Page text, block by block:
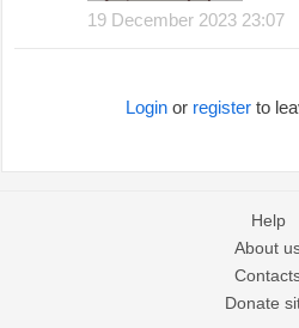
19 December 2023 23:07
Loginor registerto
Help
About
Donate